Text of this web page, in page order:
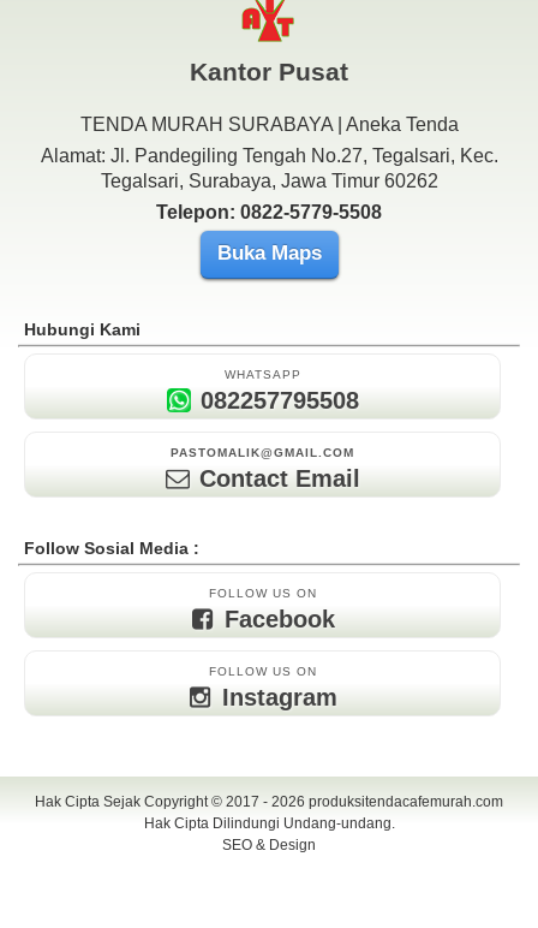
Kantor Pusat
TENDA MURAH SURABAYA | Aneka Tenda
Alamat: Jl. Pandegiling Tengah No.27, Tegalsari, Kec.
Tegalsari, Surabaya, Jawa Timur 60262
Telepon: 0822-5779-5508
Buka Maps
Hubungi Kami
WHATSAPP
082257795508
PASTOMALIK@GMAIL.COM
Contact Email
Follow Sosial Media :
FOLLOW US ON
Facebook
FOLLOW US ON
Instagram
Hak Cipta Sejak Copyright © 2017 - 2026 produksitendacafemurah.com
Hak Cipta Dilindungi Undang-undang.
SEO & Design